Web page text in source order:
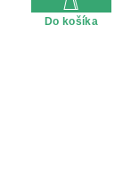
Do košíka